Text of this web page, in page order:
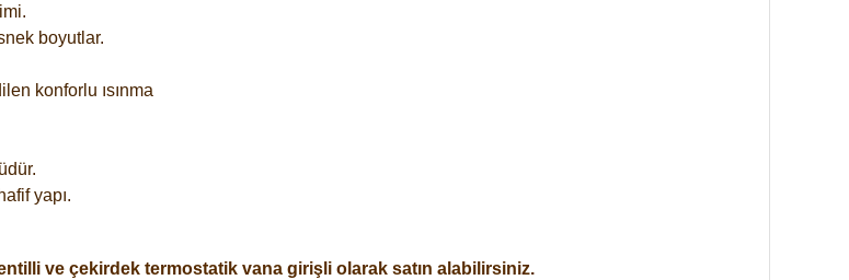
boyutlar.
konforlu ısınma
yapı.
ve çekirdek termostatik vana girişli olarak satın alabilirsiniz.